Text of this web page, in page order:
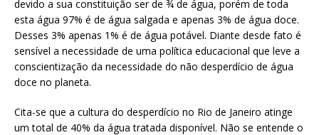
devido a sua constituição ser de ¾ de água, porém de toda
esta água 97% é de água salgada e apenas 3% de água doce.
Desses 3% apenas 1% é de água potável. Diante desde fato é
sensível a necessidade de uma política educacional que leve a
conscientização da necessidade do não desperdício de água
doce no planeta.
Cita-se que a cultura do desperdício no Rio de Janeiro atinge
um total de 40% da água tratada disponível. Não se entende o